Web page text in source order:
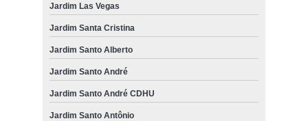
Jardim Las Vegas
Jardim Santa Cristina
Jardim Santo Alberto
Jardim Santo André
Jardim Santo André CDHU
Jardim Santo Antônio